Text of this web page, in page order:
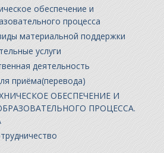
обеспечение и
процесса
материальной поддержки
услуги
деятельность
приёма(перевода)
ОБЕСПЕЧЕНИЕ И
ПРОЦЕССА.